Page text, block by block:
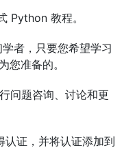
Python 教程。
者，只要您希望学习
您准备的。
问题咨询、讨论和更
认证，并将认证添加到